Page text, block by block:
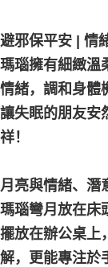
每笔NT$80，满
郵局幫你送（離島
每笔NT$80，满
付款後門市自取
免运费
避邪保平安 | 情
瑪瑙擁有細緻溫
情緒，調和身體
讓失眠的朋友安
祥！
月亮與情緒、潛
瑪瑙彎月放在床
擺放在辦公桌上
解，更能專注於